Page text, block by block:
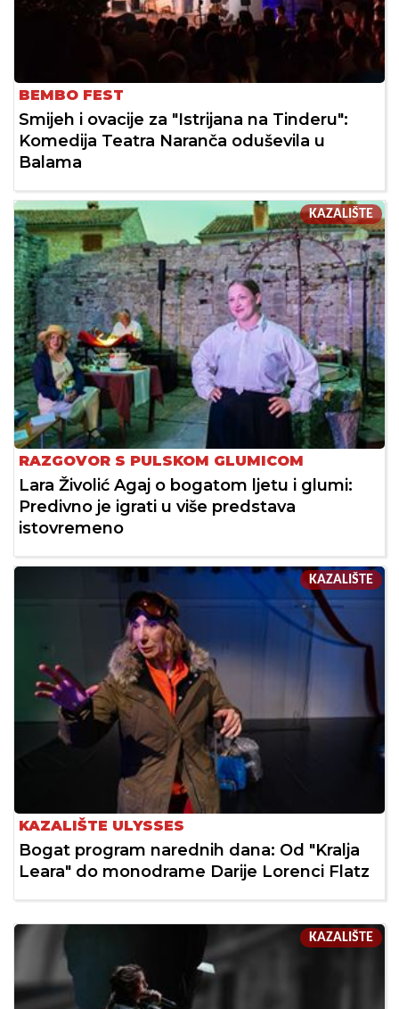
BEMBO FEST
Smijeh i ovacije za "Istrijana na Tinderu":
Komedija Teatra Naranča oduševila u
Balama
KAZALIŠTE
RAZGOVOR S PULSKOM GLUMICOM
Lara Živolić Agaj o bogatom ljetu i glumi:
Predivno je igrati u više predstava
istovremeno
KAZALIŠTE
KAZALIŠTE ULYSSES
Bogat program narednih dana: Od "Kralja
Leara" do monodrame Darije Lorenci Flatz
KAZALIŠTE